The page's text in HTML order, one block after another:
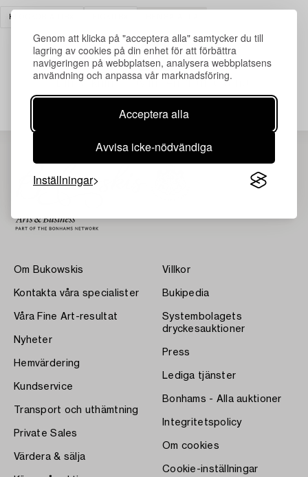
Genom att klicka på "acceptera alla" samtycker du till
lagring av cookies på din enhet för att förbättra
navigeringen på webbplatsen, analysera webbplatsens
användning och anpassa vår marknadsföring.
Acceptera alla
Avvisa icke-nödvändiga
Inställningar
KLOCKOR & UR
Din sökning gav ingen träff just nu.
Om Bukowskis
Kontakta våra specialister
Våra Fine Art-resultat
Nyheter
Hemvärdering
Kundservice
Transport och uthämtning
Private Sales
Värdera & sälja
Villkor
Bukipedia
Systembolagets
dryckesauktioner
Press
Lediga tjänster
Bonhams - Alla auktioner
Integritetspolicy
Om cookies
Cookie-inställningar